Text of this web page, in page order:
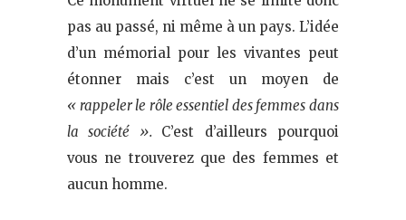
pas au passé, ni même à un pays. L’idée
d’un mémorial pour les vivantes peut
étonner mais c’est un moyen de
« rappeler le rôle essentiel des femmes dans
la société ». C’est d’ailleurs pourquoi
vous ne trouverez que des femmes et
aucun homme.